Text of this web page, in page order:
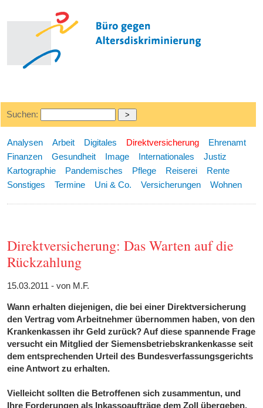
Suchen:
Analysen Arbeit Digitales Direktversicherung
Ehrenamt
Finanzen
Gesundheit Image Internationales
Justiz
Kartographie
Pandemisches Pflege Reiserei
Rente
Sonstiges
Termine Uni & Co. Versicherungen Wohnen
Direktversicherung: Das Warten auf die
Rückzahlung
15.03.2011 - von M.F.
Wann erhalten diejenigen, die bei einer Direktversicherung
den Vertrag vom Arbeitnehmer übernommen haben, von den
Krankenkassen ihr Geld zurück? Auf diese spannende Frage
versucht ein Mitglied der Siemensbetriebskrankenkasse seit
dem entsprechenden Urteil des Bundesverfassungsgerichts
eine Antwort zu erhalten.
Vielleicht sollten die Betroffenen sich zusammentun, und
Ihre Forderungen als Inkassoaufträge dem Zoll übergeben,